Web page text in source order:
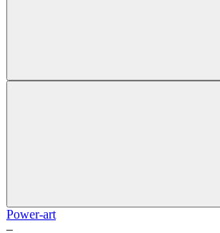
Power-art
–